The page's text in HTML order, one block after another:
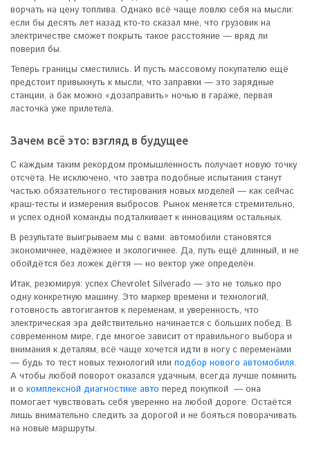
ворчать на цену топлива. Однако всё чаще ловлю себя на мысли:
если бы десять лет назад кто-то сказал мне, что грузовик на
электричестве сможет покрыть такое расстояние — вряд ли
поверил бы.
Теперь границы сместились. И пусть массовому покупателю ещё
предстоит привыкнуть к мысли, что заправки — это зарядные
станции, а бак можно «дозаправить» ночью в гараже, первая
ласточка уже прилетела.
Зачем всё это: взгляд в будущее
С каждым таким рекордом промышленность получает новую точку
отсчёта. Не исключено, что завтра подобные испытания станут
частью обязательного тестирования новых моделей — как сейчас
краш-тесты и измерения выбросов. Рынок меняется стремительно,
и успех одной команды подталкивает к инновациям остальных.
В результате выигрываем мы с вами: автомобили становятся
экономичнее, надёжнее и экологичнее. Да, путь ещё длинный, и не
обойдётся без ложек дёгтя — но вектор уже определён.
Итак, резюмируя: успех Chevrolet Silverado — это не только про
одну конкретную машину. Это маркер времени и технологий,
готовность автогигантов к переменам, и уверенность, что
электрическая эра действительно начинается с больших побед. В
современном мире, где многое зависит от правильного выбора и
внимания к деталям, всё чаще хочется идти в ногу с переменами
— будь то тест новых технологий или подбор нового автомобиля.
А чтобы любой поворот оказался удачным, всегда лучше помнить
и о комплексной диагностике авто перед покупкой — она
помогает чувствовать себя уверенно на любой дороге. Остаётся
лишь внимательно следить за дорогой и не бояться поворачивать
на новые маршруты.